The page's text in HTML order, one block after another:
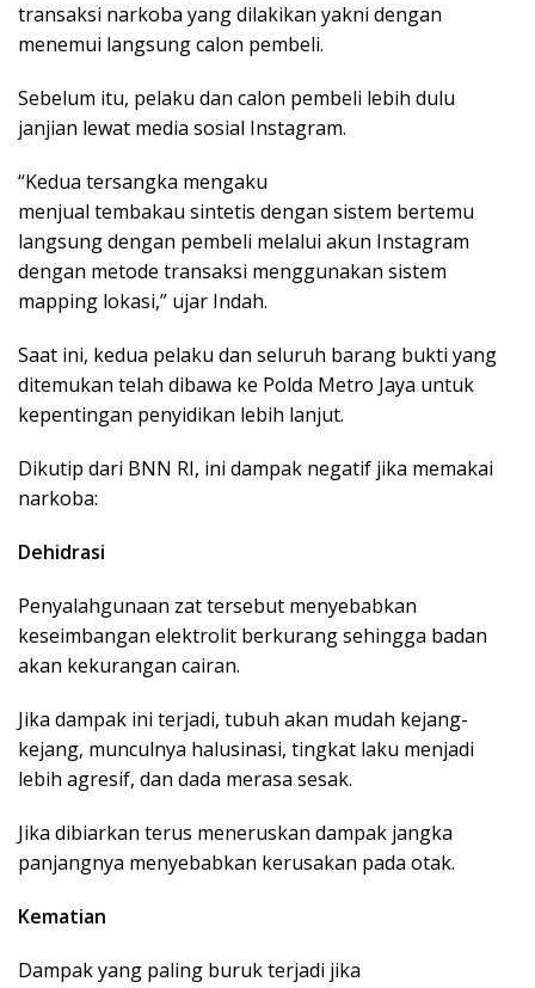
transaksi narkoba yang dilakikan yakni dengan
menemui langsung calon pembeli.
Sebelum itu, pelaku dan calon pembeli lebih dulu
janjian lewat media sosial Instagram.
“Kedua tersangka mengaku
menjual tembakau sintetis dengan sistem bertemu
langsung dengan pembeli melalui akun Instagram
dengan metode transaksi menggunakan sistem
mapping lokasi,” ujar Indah.
Saat ini, kedua pelaku dan seluruh barang bukti yang
ditemukan telah dibawa ke Polda Metro Jaya untuk
kepentingan penyidikan lebih lanjut.
Dikutip dari BNN RI, ini dampak negatif jika memakai
narkoba:
Dehidrasi
Penyalahgunaan zat tersebut menyebabkan
keseimbangan elektrolit berkurang sehingga badan
akan kekurangan cairan.
Jika dampak ini terjadi, tubuh akan mudah kejang-
kejang, munculnya halusinasi, tingkat laku menjadi
lebih agresif, dan dada merasa sesak.
Jika dibiarkan terus meneruskan dampak jangka
panjangnya menyebabkan kerusakan pada otak.
Kematian
Dampak yang paling buruk terjadi jika